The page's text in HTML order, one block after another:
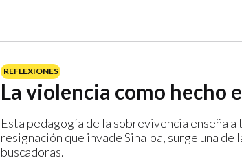
REFLEXIONES
La violencia como hecho
Esta pedagogía de la sobrevivencia enseña
resignación que invade Sinaloa, surge una
buscadoras.